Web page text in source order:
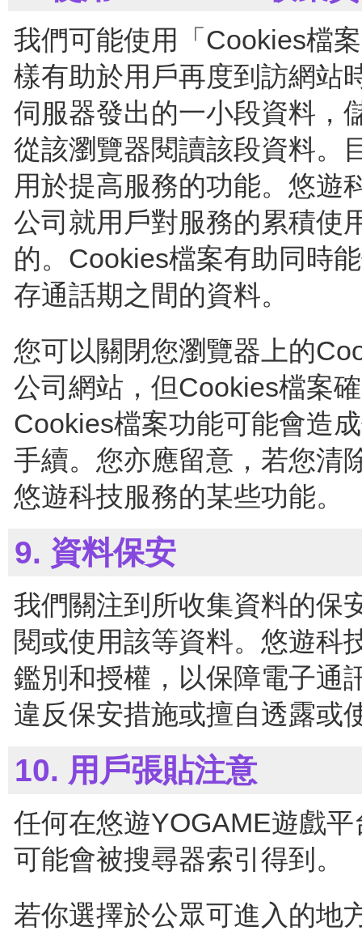
我們可能使用「Cookies檔
樣有助於用戶再度到訪網站
伺服器發出的一小段資料，
從該瀏覽器閱讀該段資料。
用於提高服務的功能。悠遊
公司就用戶對服務的累積使
的。Cookies檔案有助同時
存通話期之間的資料。
您可以關閉您瀏覽器上的
公司網站，但Cookies檔案
Cookies檔案功能可能會造
手續。您亦應留意，若您清
悠遊科技服務的某些功能。
9. 資料保安
我們關注到所收集資料的保
閱或使用該等資料。悠遊科
鑑別和授權，以保障電子通
違反保安措施或擅自透露或
10. 用戶張貼注意
任何在悠遊YOGAME遊戲
可能會被搜尋器索引得到。
若你選擇於公眾可進入的地